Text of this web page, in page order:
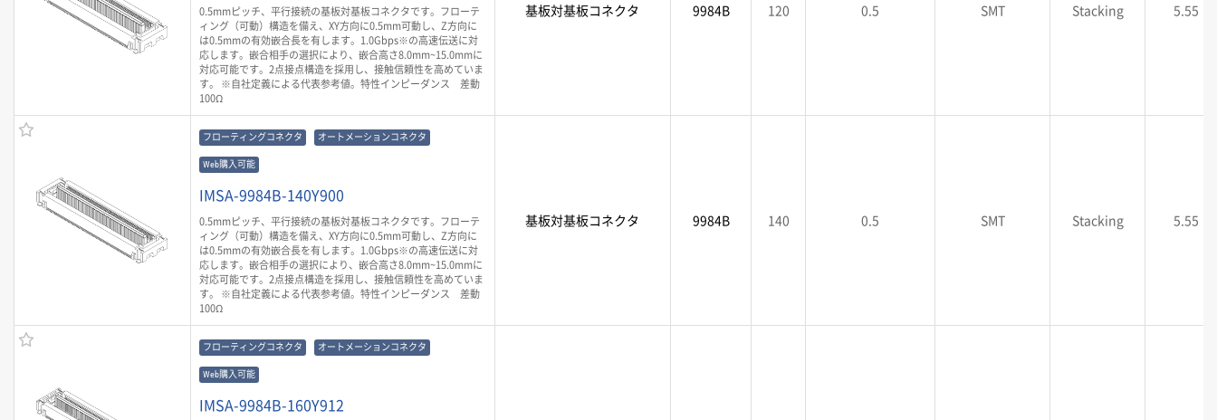
0.5mmピッチ、平行接続の基板対基板コネクタです。フローテ
ィング（可動）構造を備え、XY方向に0.5mm可動し、Z方向に
は0.5mmの有効嵌合長を有します。1.0Gbps※の高速伝送に対
応します。嵌合相手の選択により、嵌合高さ8.0mm~15.0mmに
対応可能です。2点接点構造を採用し、接触信頼性を高めていま
す。 ※自社定義による代表参考値。特性インピーダンス 差動
100Ω
基板対基板コネクタ 9984B 120 0.5 SMT Stacking 5.55
フローティングコネクタ オートメーションコネクタ
Web購入可能
IMSA-9984B-140Y900
0.5mmピッチ、平行接続の基板対基板コネクタです。フローテ
ィング（可動）構造を備え、XY方向に0.5mm可動し、Z方向に
は0.5mmの有効嵌合長を有します。1.0Gbps※の高速伝送に対
応します。嵌合相手の選択により、嵌合高さ8.0mm~15.0mmに
対応可能です。2点接点構造を採用し、接触信頼性を高めていま
す。 ※自社定義による代表参考値。特性インピーダンス 差動
100Ω
基板対基板コネクタ 9984B 140 0.5 SMT Stacking 5.55
フローティングコネクタ オートメーションコネクタ
Web購入可能
IMSA-9984B-160Y912